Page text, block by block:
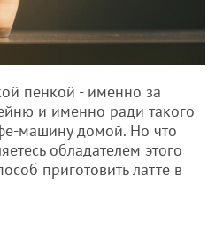
пенкой - именно за
и именно ради такого
машину домой. Но что
обладателем этого
приготовить латте в